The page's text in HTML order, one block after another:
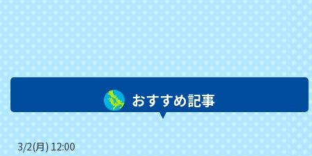
おすすめ記事
3/2(月) 12:00